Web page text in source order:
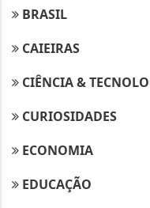
BRASIL
CAIEIRAS
CIÊNCIA &
CURIOSIDADES
ECONOMIA
EDUCAÇÃO